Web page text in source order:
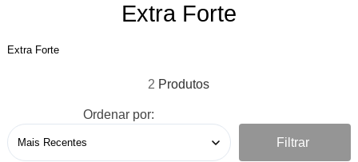
Extra Forte
Extra Forte
2
Ordenar por:
Filtrar